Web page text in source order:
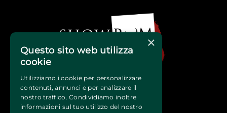
×
Questo sito web utilizza
cookie
Utilizziamo i cookie per personalizzare
contenuti, annunci e per analizzare il
nostro traffico. Condividiamo inoltre
informazioni sul tuo utilizzo del nostro